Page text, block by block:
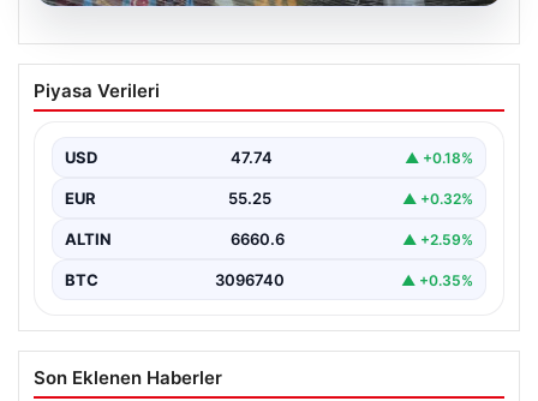
06.08.2026
Trabzonspor Salah’ın maliyetini
açıkladı!
Piyasa Verileri
USD 47.74 ▲ +0.18%
EUR 55.25 ▲ +0.32%
ALTIN 6660.6 ▲ +2.59%
BTC 3096740 ▲ +0.35%
Son Eklenen Haberler